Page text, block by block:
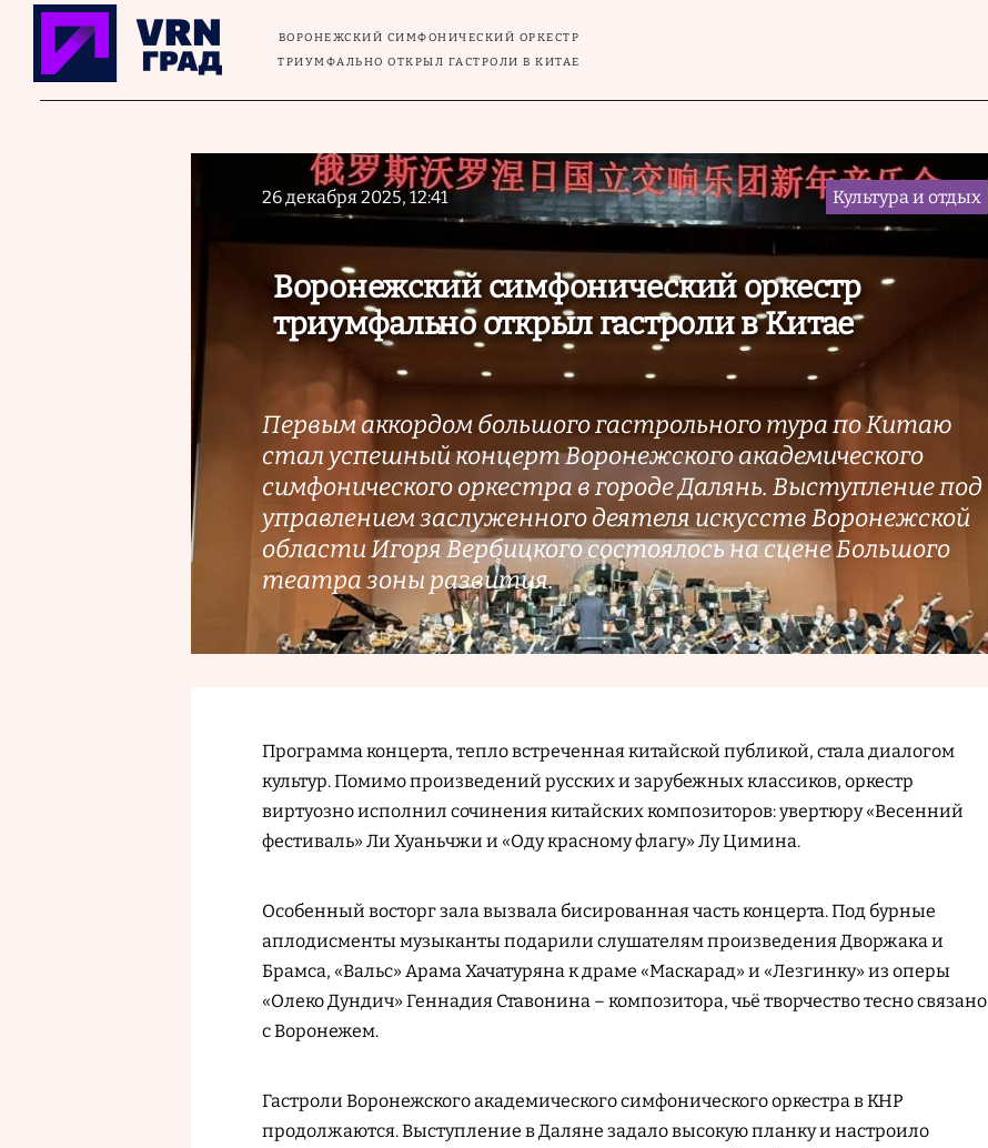
Перейти к основному содержанию
ВОРОНЕЖСКИЙ СИМФОНИЧЕСКИЙ ОРКЕСТР
ТРИУМФАЛЬНО ОТКРЫЛ ГАСТРОЛИ В КИТАЕ
26 декабря 2025, 12:41 Культура и отдых
Воронежский симфонический оркестр
триумфально открыл гастроли в Китае
Первым аккордом большого гастрольного тура по Китаю
стал успешный концерт Воронежского академического
симфонического оркестра в городе Далянь. Выступление под
управлением заслуженного деятеля искусств Воронежской
области Игоря Вербицкого состоялось на сцене Большого
театра зоны развития.
Программа концерта, тепло встреченная китайской публикой, стала диалогом
культур. Помимо произведений русских и зарубежных классиков, оркестр
виртуозно исполнил сочинения китайских композиторов: увертюру «Весенний
фестиваль» Ли Хуаньчжи и «Оду красному флагу» Лу Цимина.
Особенный восторг зала вызвала бисированная часть концерта. Под бурные
аплодисменты музыканты подарили слушателям произведения Дворжака и
Брамса, «Вальс» Арама Хачатуряна к драме «Маскарад» и «Лезгинку» из оперы
«Олеко Дундич» Геннадия Ставонина – композитора, чьё творчество тесно связано
с Воронежем.
Гастроли Воронежского академического симфонического оркестра в КНР
продолжаются. Выступление в Даляне задало высокую планку и настроило